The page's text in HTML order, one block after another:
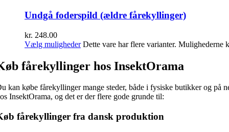
Undgå foderspild (ældre fårekyllinger)
kr. 248.00
Vælg muligheder Dette vare har flere varianter. Mulighederne
fårekyllinger hos InsektOrama
kan købe fårekyllinger mange steder, både i fysiske butikker og
InsektOrama, og det er der flere gode grunde til:
fårekyllinger fra dansk produktion